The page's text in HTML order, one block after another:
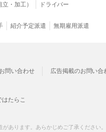
・加工） ドライバー
紹介予定派遣 無期雇用派遣
問い合わせ
広告掲載のお問い合
はたらこ
あります。あらかじめご了承ください。